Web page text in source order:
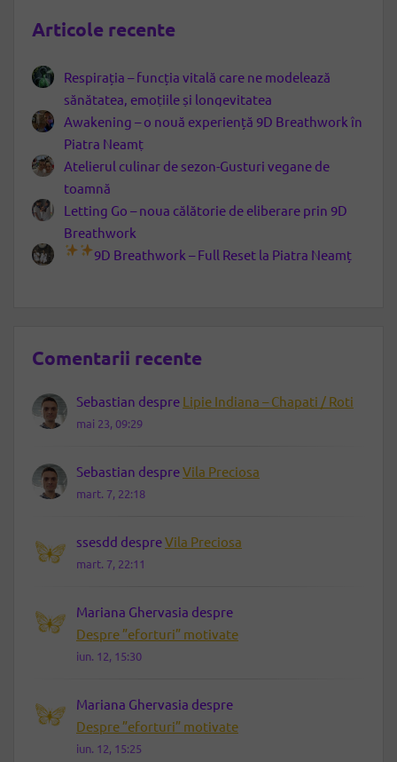
Articole recente
Respirația – funcția vitală care ne modelează
sănătatea, emoțiile și longevitatea
Awakening – o nouă experiență 9D Breathwork în
Piatra Neamț
Atelierul culinar de sezon-Gusturi vegane de
toamnă
Letting Go – noua călătorie de eliberare prin 9D
Breathwork
9D Breathwork – Full Reset la Piatra Neamț
Comentarii recente
Sebastian despre Lipie Indiana – Chapati / Roti
mai 23, 09:29
Sebastian despreVila Preciosa
mart. 7, 22:18
ssesdd despreVila Preciosa
mart. 7, 22:11
Mariana Ghervasia despre
Despre ”eforturi” motivate
iun. 12, 15:30
Mariana Ghervasia despre
Despre ”eforturi” motivate
iun. 12, 15:25